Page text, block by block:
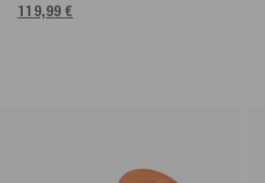
119,99 €